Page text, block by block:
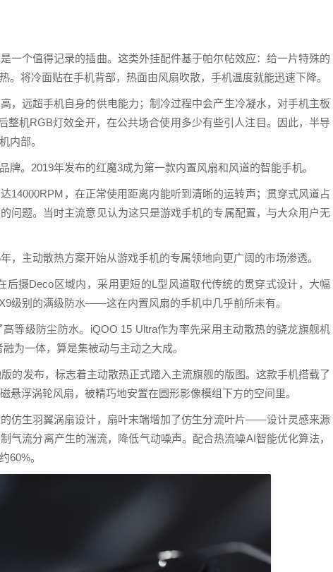
一个值得记录的插曲。这类外挂配件基于帕尔帖效应：给一片特殊的
。将冷面贴在手机背部，热面由风扇吹散，手机温度就能迅速下降。
，远超手机自身的供电能力；制冷过程中会产生冷凝水，对手机主板
整机RGB灯效全开，在公共场合使用多少有些引人注目。因此，半导
内部。
牌。2019年发布的红魔3成为第一款内置风扇和风道的智能手机。
14000RPM，在正常使用距离内能听到清晰的运转声；贯穿式风道占
问题。当时主流意见认为这只是游戏手机的专属配置，与大众用户无
，主动散热方案开始从游戏手机的专属领地向更广阔的市场渗透。
后摄Deco区域内，采用更短的L型风道取代传统的贯穿式设计，大幅
级别的满级防水——这在内置风扇的手机中几乎前所未有。
等级防尘防水。iQOO 15 Ultra作为率先采用主动散热的骁龙旗舰机
为一体，算是集被动与主动之大成。
的发布，标志着主动散热正式踏入主流旗舰的版图。这款手机搭载了
悬浮涡轮风扇，被精巧地安置在圆形影像模组下方的空间里。
仿生羽翼涡扇设计，扇叶末端增加了仿生分流叶片——设计灵感来源
气流分离产生的湍流，降低气动噪声。配合热流噪AI智能优化算法，
60%。